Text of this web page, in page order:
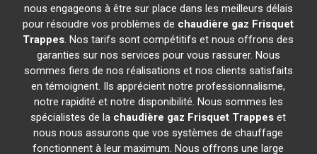
nous engageons à être sur place dans les meilleurs délais
pour résoudre vos problèmes de chaudière gaz Frisquet
Trappes. Nos tarifs sont compétitifs et nous offrons des
garanties sur nos services pour vous rassurer. Nous
sommes fiers de nos réalisations et nos clients satisfaits
en témoignent. Ils apprécient notre professionnalisme,
notre rapidité et notre disponibilité. Nous sommes les
spécialistes de la chaudière gaz Frisquet Trappes et
nous nous assurons que vos systèmes de chauffage
fonctionnent à leur maximum. Nous offrons une large